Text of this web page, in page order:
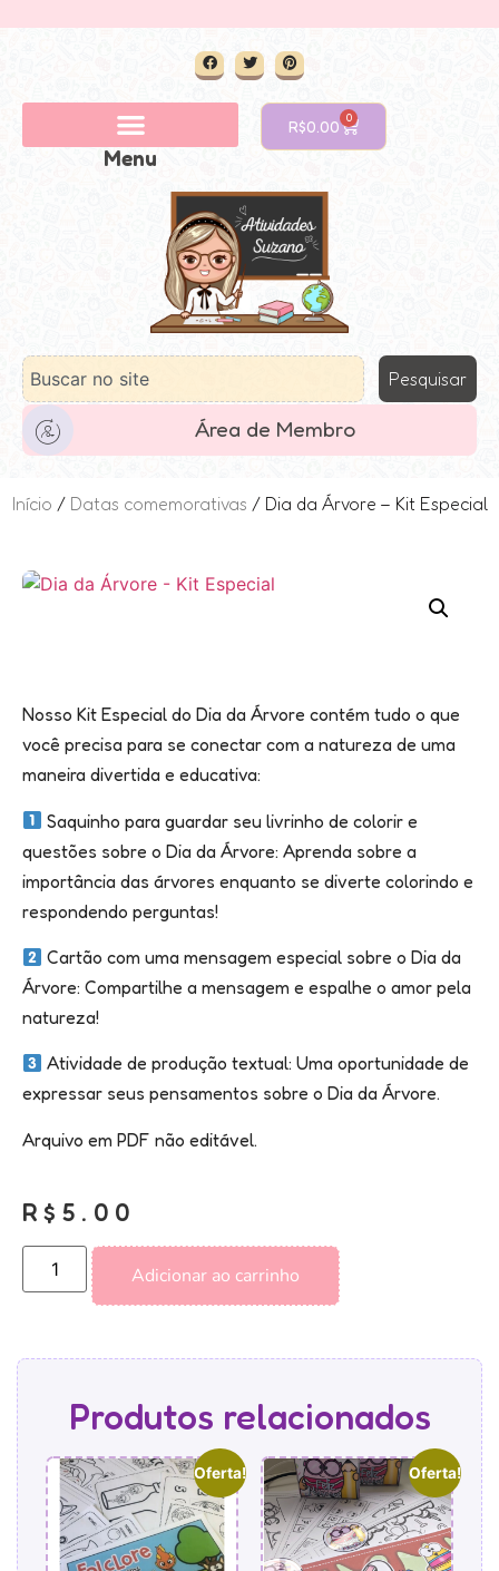
Menu
R$0.00 0
Pesquisar
Área de Membro
Início / Datas comemorativas / Dia da Árvore – Kit Especial
Nosso Kit Especial do Dia da Árvore contém tudo o que
você precisa para se conectar com a natureza de uma
maneira divertida e educativa:
Saquinho para guardar seu livrinho de colorir e
questões sobre o Dia da Árvore: Aprenda sobre a
importância das árvores enquanto se diverte colorindo e
respondendo perguntas!
Cartão com uma mensagem especial sobre o Dia da
Árvore: Compartilhe a mensagem e espalhe o amor pela
natureza!
Atividade de produção textual: Uma oportunidade de
expressar seus pensamentos sobre o Dia da Árvore.
Arquivo em PDF não editável.
R$ 5.00
Adicionar ao carrinho
Produtos relacionados
Oferta! Oferta!